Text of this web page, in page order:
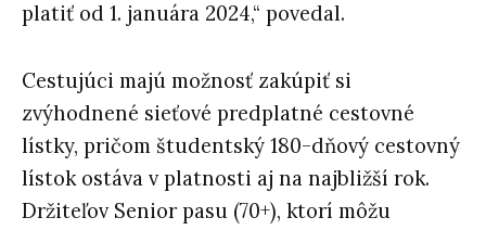
platiť od 1. januára 2024,“ povedal.
Cestujúci majú možnosť zakúpiť si
zvýhodnené sieťové predplatné cestovné
lístky, pričom študentský 180-dňový cestovný
lístok ostáva v platnosti aj na najbližší rok.
Držiteľov Senior pasu (70+), ktorí môžu